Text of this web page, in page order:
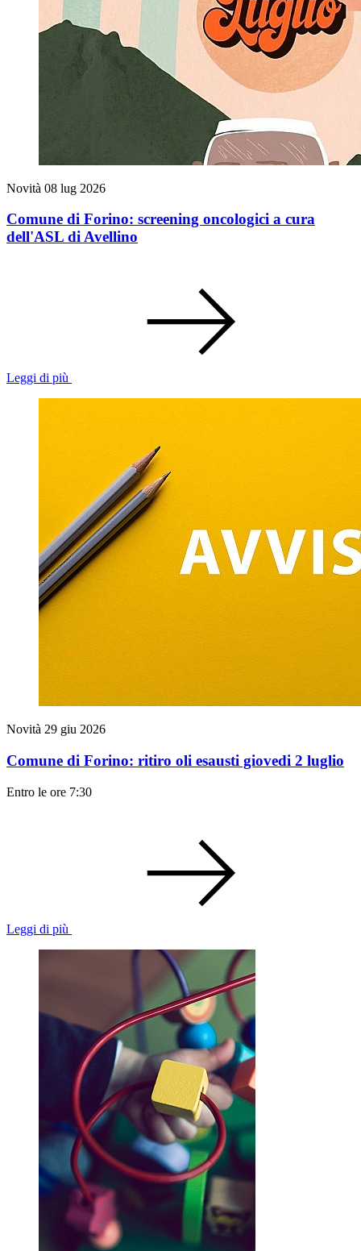
Novità 08 lug 2026
Comune di Forino: screening oncologici a cura
dell'ASL di Avellino
Leggi di più
Novità 29 giu 2026
Comune di Forino: ritiro oli esausti giovedi 2 luglio
Entro le ore 7:30
Leggi di più